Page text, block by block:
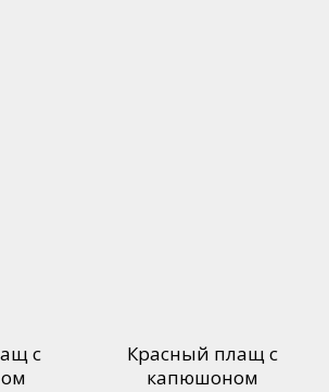
с
Красный плащ с
капюшоном